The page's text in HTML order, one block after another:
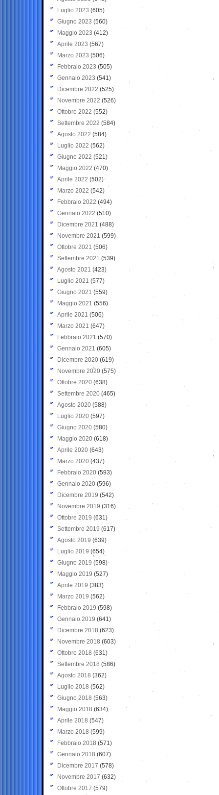
Luglio 2023 (605)
Giugno 2023 (560)
Maggio 2023 (412)
Aprile 2023 (567)
Marzo 2023 (506)
Febbraio 2023 (505)
Gennaio 2023 (541)
Dicembre 2022 (525)
Novembre 2022 (526)
Ottobre 2022 (552)
Settembre 2022 (584)
Agosto 2022 (584)
Luglio 2022 (562)
Giugno 2022 (521)
Maggio 2022 (470)
Aprile 2022 (502)
Marzo 2022 (542)
Febbraio 2022 (494)
Gennaio 2022 (510)
Dicembre 2021 (488)
Novembre 2021 (599)
Ottobre 2021 (506)
Settembre 2021 (539)
Agosto 2021 (423)
Luglio 2021 (577)
Giugno 2021(559)
Maggio 2021 (556)
Aprile 2021 (506)
Marzo 2021 (647)
Febbraio 2021 (570)
Gennaio 2021 (605)
Dicembre 2020 (619)
Novembre 2020 (575)
Ottobre 2020 (638)
Settembre 2020(465)
Agosto 2020 (588)
Luglio 2020 (597)
Giugno 2020 (580)
Maggio 2020 (618)
Aprile 2020 (643)
Marzo 2020 (437)
Febbraio 2020 (593)
Gennaio 2020 (596)
Dicembre 2019 (542)
Novembre 2019 (316)
Ottobre 2019 (631)
Settembre 2019 (617)
Agosto 2019 (639)
Luglio 2019 (654)
Giugno 2019 (598)
Maggio 2019 (527)
Aprile 2019 (383)
Marzo 2019 (562)
Febbraio 2019 (598)
Gennaio 2019 (641)
Dicembre 2018 (623)
Novembre 2018 (603)
Ottobre 2018 (631)
Settembre 2018 (586)
Agosto 2018 (362)
Luglio 2018 (562)
Giugno 2018 (563)
Maggio 2018 (634)
Aprile 2018 (547)
Marzo 2018 (599)
Febbraio 2018 (571)
Gennaio 2018 (607)
Dicembre 2017 (578)
Novembre 2017 (632)
Ottobre 2017 (579)